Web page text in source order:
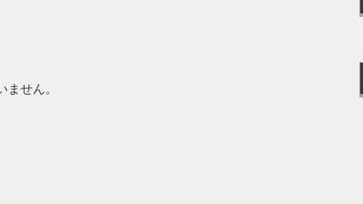
ません。